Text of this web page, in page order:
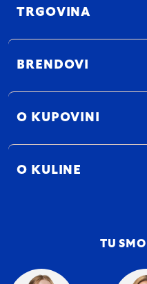
TRGOVINA
BRENDOVI
O KUPOVINI
O KULINE
TU